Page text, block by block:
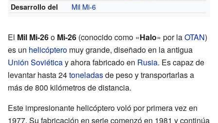
Desarrollo del Mil Mi-6
El Mil Mi-26o Mi-26 (conocido como «Halo» por laOTAN)
es un helicóptero muy grande, diseñado en la antigua
Unión Soviéticay ahora fabricado en Rusia. Es capaz de
levantar hasta 24toneladasde peso y transportarlas a
más de 800 kilómetros de distancia.
Este impresionante helicóptero voló por primera vez en
1977. Su fabricación en serie comenzó en 1981 y continúa